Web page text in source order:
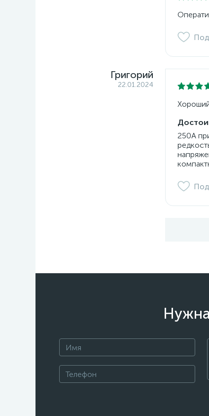
Григорий
22.01.2024
250А